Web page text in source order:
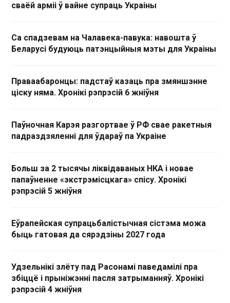
сваёй арміі ў вайне супраць Украіны
Са спадзевам на Чалавека-павука: навошта ў
Беларусі будуюць патэнцыйныя мэты для Украіны
Праваабаронцы: падстаў казаць пра змяншэнне
ціску няма. Хронікі рэпрэсій 6 жніўня
Паўночная Карэя разгортвае ў РФ свае ракетныя
падраздзяленні для ўдараў па Украіне
Больш за 2 тысячы ліквідаваных НКА і новае
папаўненне «экстрэмісцкага» спісу. Хронікі
рэпрэсій 5 жніўня
Еўрапейская супрацьбалістычная сістэма можа
быць гатовая да сярэдзіны 2027 года
Удзельнікі злёту пад Расонамі паведамілі пра
збіццё і прыніжэнні пасля затрыманняў. Хронікі
рэпрэсій 4 жніўня